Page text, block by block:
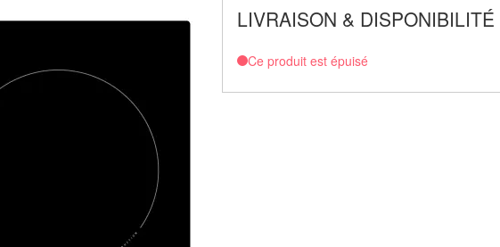
LIVRAISON & DISPONIBILITÉ
Ce produit est épuisé